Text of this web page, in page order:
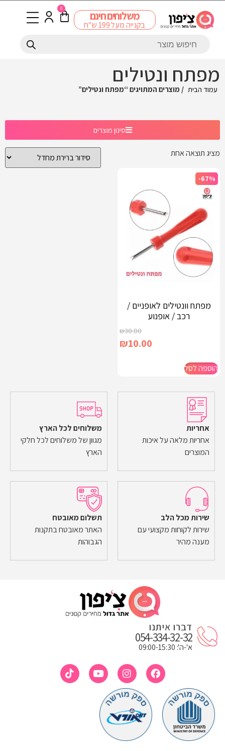
משלוחים חינם
בקנייה מעל 199 ש"ח
0
מפתח ונטילים
עמוד הבית / מוצרים המתויגים “מפתח ונטילים”
סינון מוצרים
מציג תוצאה אחת
-67%
מפתח וונטילים לאופניים /
רכב / אופנוע
₪30.00
₪10.00
הוספה לסל
אחריות
אחריות מלאה על איכות
המוצרים
משלוחים לכל הארץ
מגוון של משלוחים לכל חלקי
הארץ
שירות מכל הלב
שירות לקוחות מקצועי עם
מענה מהיר
תשלום מאובטח
האתר מאובטח בתקנות
הגבוהות
דברו איתנו
054-334-32-32
א'-ה': 09:00-15:30